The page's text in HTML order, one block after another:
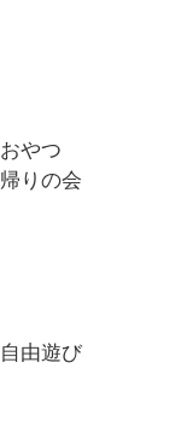
おやつ
帰りの会
自由遊び